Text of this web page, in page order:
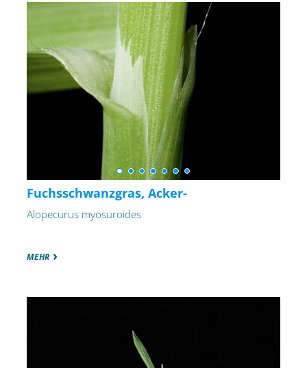
Fuchsschwanzgras, Acker-
Alopecurus myosuroides
MEHR